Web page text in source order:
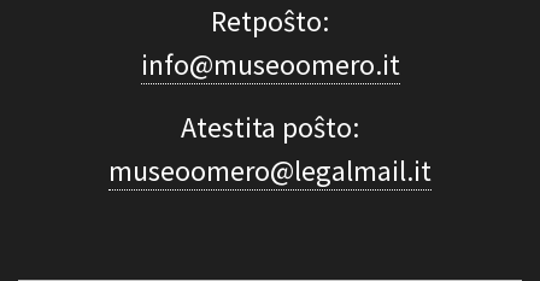
Retpoŝto:
info@museoomero.it
Atestita poŝto:
museoomero@legalmail.it